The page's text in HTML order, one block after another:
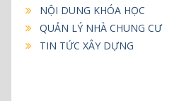
NỘI DUNG KHÓA HỌC
QUẢN LÝ NHÀ CHUNG CƯ
TIN TỨC XÂY DỰNG